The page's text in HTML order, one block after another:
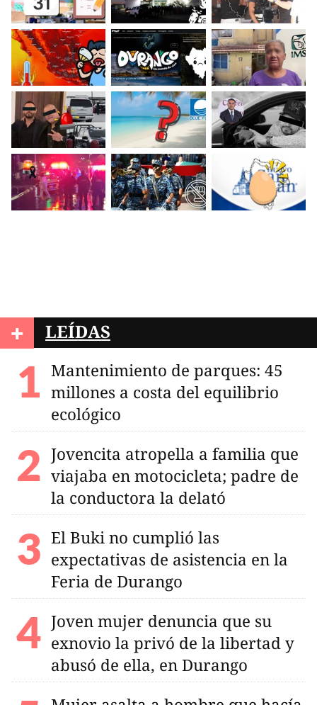
+ LEÍDAS
Mantenimiento de parques: 45
millones a costa del equilibrio
ecológico
Jovencita atropella a familia que
viajaba en motocicleta; padre de
la conductora la delató
El Buki no cumplió las
expectativas de asistencia en la
Feria de Durango
Joven mujer denuncia que su
exnovio la privó de la libertad y
abusó de ella, en Durango